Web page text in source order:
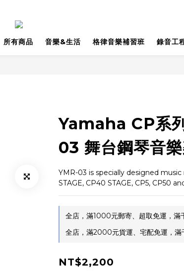
所有商品 音樂&生活 格律音樂補習班 錄音工
Yamaha CP系
03 舞台鋼琴音
YMR-03 is specially designed
STAGE, CP40 STAGE, CP5, CP50
全店，滿1000元郵寄、超取免運，滿
全店，滿2000元貨運、宅配免運，滿
NT$2,200